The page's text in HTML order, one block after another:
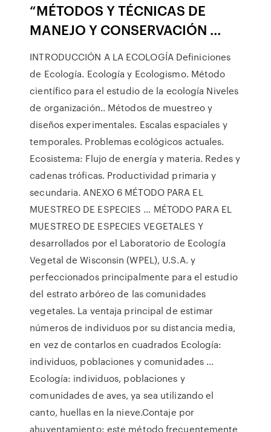
“MÉTODOS Y TÉCNICAS DE
MANEJO Y CONSERVACIÓN …
INTRODUCCIÓN A LA ECOLOGÍA Definiciones
de Ecología. Ecología y Ecologismo. Método
científico para el estudio de la ecología Niveles
de organización.. Métodos de muestreo y
diseños experimentales. Escalas espaciales y
temporales. Problemas ecológicos actuales.
Ecosistema: Flujo de energía y materia. Redes y
cadenas tróficas. Productividad primaria y
secundaria. ANEXO 6 MÉTODO PARA EL
MUESTREO DE ESPECIES … MÉTODO PARA EL
MUESTREO DE ESPECIES VEGETALES Y
desarrollados por el Laboratorio de Ecología
Vegetal de Wisconsin (WPEL), U.S.A. y
perfeccionados principalmente para el estudio
del estrato arbóreo de las comunidades
vegetales. La ventaja principal de estimar
números de individuos por su distancia media,
en vez de contarlos en cuadrados Ecología:
individuos, poblaciones y comunidades ...
Ecología: individuos, poblaciones y
comunidades de aves, ya sea utilizando el
canto, huellas en la nieve.Contaje por
ahuyentamiento: este método frecuentemente